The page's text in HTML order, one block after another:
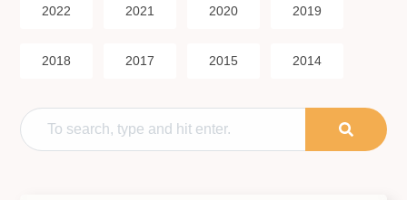
2022 2021 2020 2019
2018 2017 2015 2014